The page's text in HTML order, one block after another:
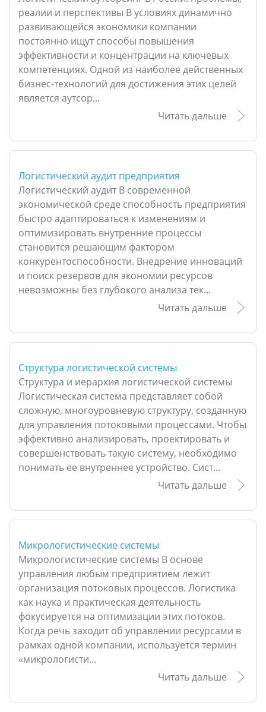
реалии и перспективы В условиях динамично
развивающейся экономики компании
постоянно ищут способы повышения
эффективности и концентрации на ключевых
компетенциях. Одной из наиболее действенных
бизнес-технологий для достижения этих целей
является аутсор...
Читать дальше
Логистический аудит предприятия
Логистический аудит В современной
экономической среде способность предприятия
быстро адаптироваться к изменениям и
оптимизировать внутренние процессы
становится решающим фактором
конкурентоспособности. Внедрение инноваций
и поиск резервов для экономии ресурсов
невозможны без глубокого анализа тек...
Читать дальше
Структура логистической системы
Структура и иерархия логистической системы
Логистическая система представляет собой
сложную, многоуровневую структуру, созданную
для управления потоковыми процессами. Чтобы
эффективно анализировать, проектировать и
совершенствовать такую систему, необходимо
понимать ее внутреннее устройство. Сист...
Читать дальше
Микрологистические системы
Микрологистические системы В основе
управления любым предприятием лежит
организация потоковых процессов. Логистика
как наука и практическая деятельность
фокусируется на оптимизации этих потоков.
Когда речь заходит об управлении ресурсами в
рамках одной компании, используется термин
«микрологисти...
Читать дальше